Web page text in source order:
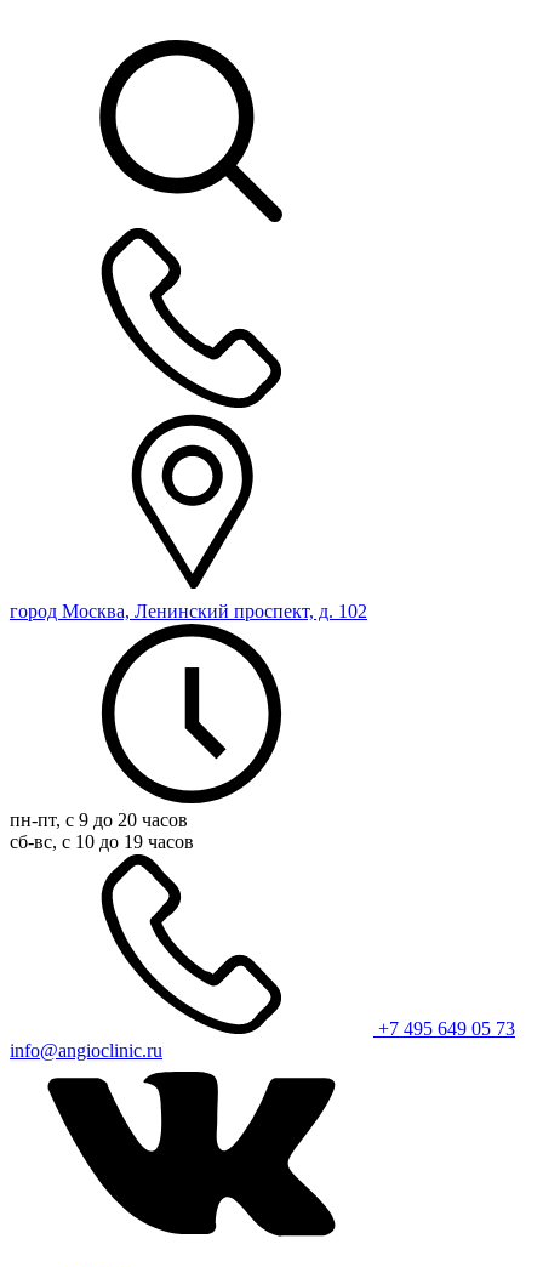
город Москва, Ленинский проспект, д. 102
пн-пт, с 9 до 20 часов
сб-вс, с 10 до 19 часов
+7 495 649 05 73
info@angioclinic.ru